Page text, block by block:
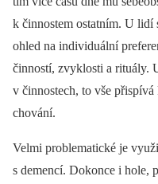
k činnostem ostatním. U lidí
ohled na individuální
činností, zvyklosti a rituály.
v činnostech, to vše
chování.
Velmi problematické je
s demencí. Dokonce i hole,